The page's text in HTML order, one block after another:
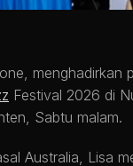
menghadirkan
Festival 2026 di
Sabtu malam.
Australia, Lisa